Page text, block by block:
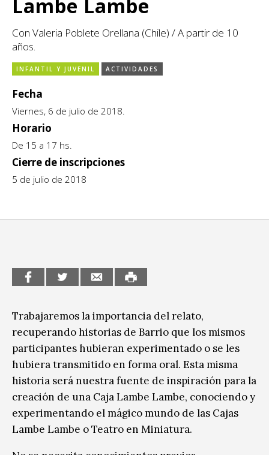
CCE en el interior/libros
Espacio itinerante de lectura infantil
Formación
Género y Diversidad
Infantil y Juvenil
Letras
Medio Ambiente
Música
Lambe Lambe
Con Valeria Poblete Orellana (Chile) / A partir de 10
años.
INFANTIL Y JUVENIL ACTIVIDADES
Fecha
Viernes, 6 de julio de 2018.
Horario
De 15 a 17 hs.
Cierre de inscripciones
5 de julio de 2018
Trabajaremos la importancia del relato,
recuperando historias de Barrio que los mismos
participantes hubieran experimentado o se les
hubiera transmitido en forma oral. Esta misma
historia será nuestra fuente de inspiración para la
creación de una Caja Lambe Lambe, conociendo y
experimentando el mágico mundo de las Cajas
Lambe Lambe o Teatro en Miniatura.